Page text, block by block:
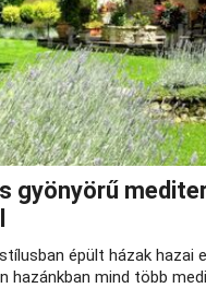
gyönyörű
épült házak hazai
hazánkban mind több